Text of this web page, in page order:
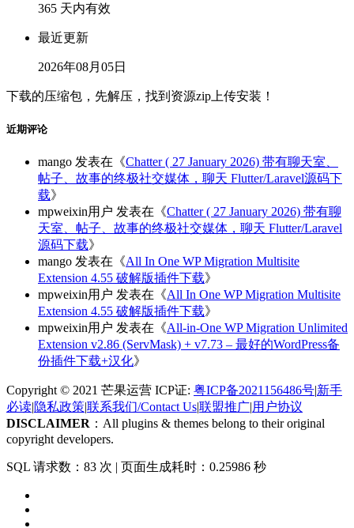
365 天内有效
最近更新
2026年08月05日
下载的压缩包，先解压，找到资源zip上传安装！
近期评论
mango 发表在《Chatter ( 27 January 2026) 带有聊天室、
帖子、故事的终极社交媒体，聊天 Flutter/Laravel源码下
载》
mpweixin用户 发表在《Chatter ( 27 January 2026) 带有聊
天室、帖子、故事的终极社交媒体，聊天 Flutter/Laravel
源码下载》
mango 发表在《All In One WP Migration Multisite
Extension 4.55 破解版插件下载》
mpweixin用户 发表在《All In One WP Migration Multisite
Extension 4.55 破解版插件下载》
mpweixin用户 发表在《All-in-One WP Migration Unlimited
Extension v2.86 (ServMask) + v7.73 – 最好的WordPress备
份插件下载+汉化》
Copyright © 2021 芒果运营 ICP证: 粤ICP备2021156486号|新手
必读|隐私政策|联系我们/Contact Us|联盟推广|用户协议
DISCLAIMER ：All plugins & themes belong to their original
copyright developers.
SQL 请求数：83 次 | 页面生成耗时：0.25986 秒